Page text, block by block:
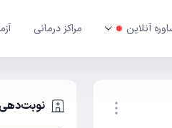
آنلاین مراکز درمانی